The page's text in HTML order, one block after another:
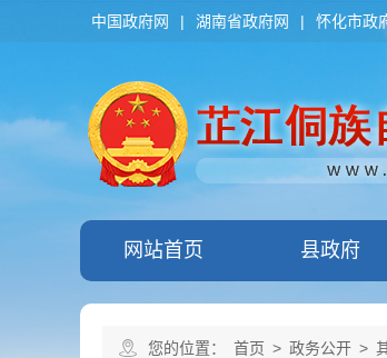
中国政府网 | 湖南省政府网 | 怀化市政
网站首页 县政府
您的位置： 首页 > 政务公开 >